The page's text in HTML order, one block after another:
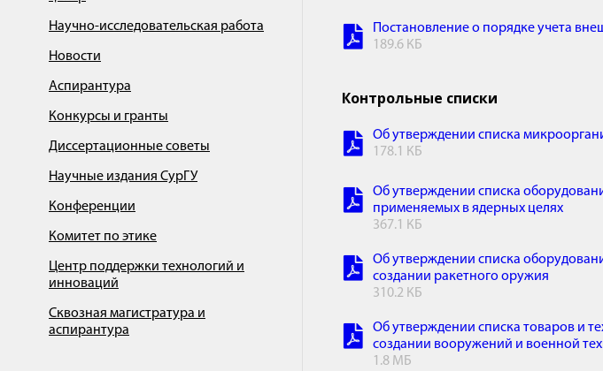
Научно-исследовательская работа
Новости
Аспирантура
Конкурсы и гранты
Диссертационные советы
Научные издания СурГУ
Конференции
Комитет по этике
Центр поддержки технологий и
инноваций
Сквозная магистратура и
аспирантура
Постановление о порядке учета
189.6 КБ
Контрольные списки
Об утверждении списка
178.1 КБ
Об утверждении списка
применяемых в ядерных целях
367.1 КБ
Об утверждении списка
создании ракетного оружия
310.2 КБ
Об утверждении списка товаров и
создании вооружений и военной
1.8 МБ